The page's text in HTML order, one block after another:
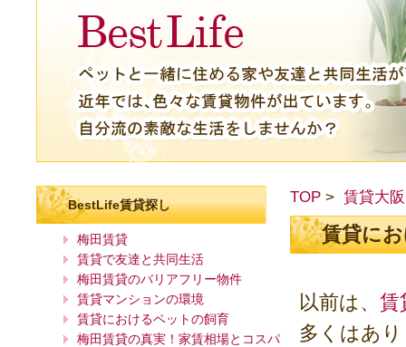
TOP 賃貸大阪
賃貸に
以前は、 賃
多くはあ
BestLife賃貸探し
梅田賃貸
賃貸で友達と共同生活
梅田賃貸のバリアフリー物件
賃貸マンションの環境
賃貸におけるペットの飼育
梅田賃貸の真実！家賃相場とコスパ